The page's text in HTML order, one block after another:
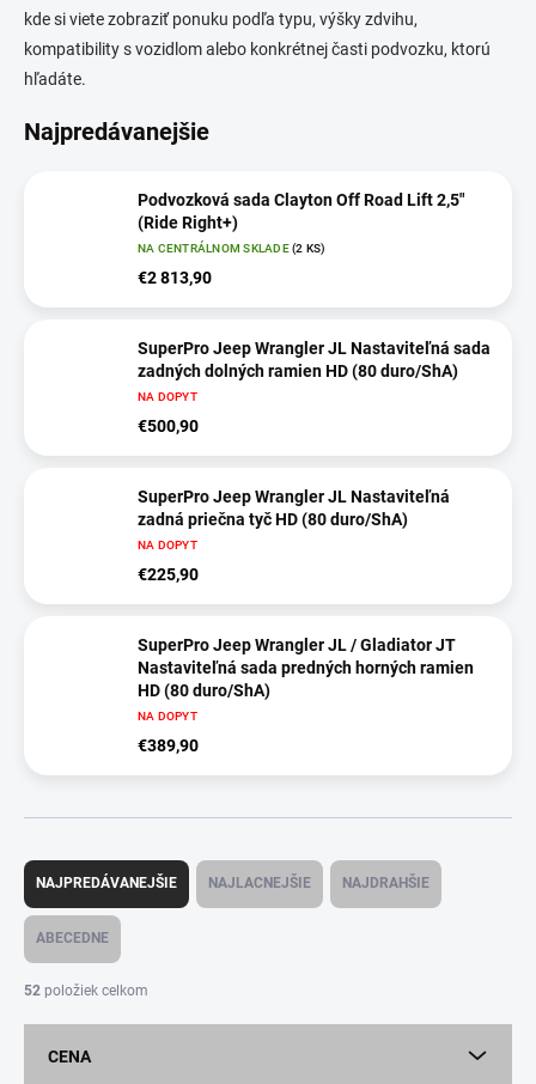
kde si viete zobraziť ponuku podľa typu, výšky zdvihu,
kompatibility s vozidlom alebo konkrétnej časti podvozku, ktorú
hľadáte.
Najpredávanejšie
Podvozková sada Clayton Off Road Lift 2,5"
(Ride Right+)
NA CENTRÁLNOM SKLADE(2 KS)
€2 813,90
SuperPro Jeep Wrangler JL Nastaviteľná sada
zadných dolných ramien HD (80 duro/ShA)
NA DOPYT
€500,90
SuperPro Jeep Wrangler JL Nastaviteľná
zadná priečna tyč HD (80 duro/ShA)
NA DOPYT
€225,90
SuperPro Jeep Wrangler JL / Gladiator JT
Nastaviteľná sada predných horných ramien
HD (80 duro/ShA)
NA DOPYT
€389,90
R
d
n
i
NAJPREDÁVANEJŠIE NAJLACNEJŠIE NAJDRAHŠIE
ABECEDNE
52 položiek celkom
CENA